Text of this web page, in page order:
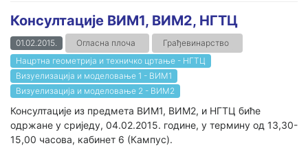
Консултације ВИМ1, ВИМ2, НГТЦ
01.02.2015. Огласна плоча
Грађевинарство
Нацртна геометрија и техничко цртање - НГТЦ
Визуелизација и моделовање 1 - ВИМ1
Визуелизација и моделовање 2 - ВИМ2
Консултације из предмета ВИМ1, ВИМ2, и НГТЦ биће
одржане у сриједу, 04.02.2015. године, у термину од 13,30-
15,00 часова, кабинет 6 (Кампус).